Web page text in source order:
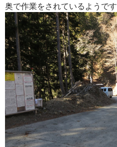
奥で作業をされているようです